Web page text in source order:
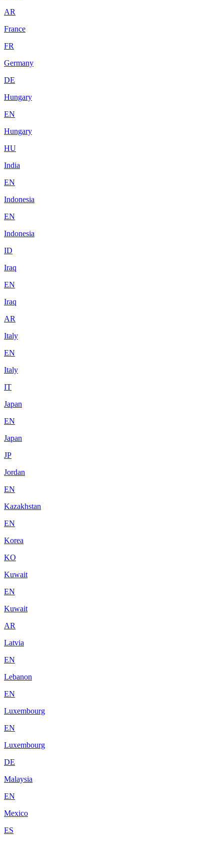
AR
France
FR
Germany
DE
Hungary
EN
Hungary
HU
India
EN
Indonesia
EN
Indonesia
ID
Iraq
EN
Iraq
AR
Italy
EN
Italy
IT
Japan
EN
Japan
JP
Jordan
EN
Kazakhstan
EN
Korea
KO
Kuwait
EN
Kuwait
AR
Latvia
EN
Lebanon
EN
Luxembourg
EN
Luxembourg
DE
Malaysia
EN
Mexico
ES